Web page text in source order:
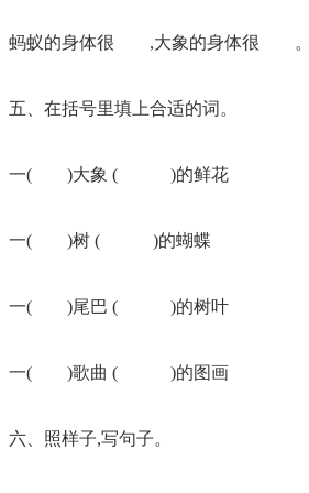
蚂蚁的身体很 ,大象的身体很
五、在括号里填上合适的词。
一( )大象 ( )的鲜花
一( )树 ( )的蝴蝶
一( )尾巴 ( )的树叶
一( )歌曲 ( )的图画
六、照样子,写句子。